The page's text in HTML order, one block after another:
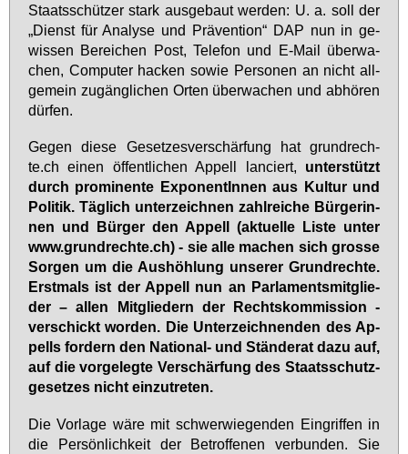
Staats­schüt­zer stark aus­ge­baut wer­den: U. a. soll der
„Dienst für Ana­ly­se und Prä­ven­ti­on“ DAP nun in ge­
wis­sen Be­rei­chen Post, Te­le­fon und E-Mail über­wa­
chen, Com­pu­ter ha­cken so­wie Per­so­nen an nicht all­
ge­mein zu­gäng­li­chen Or­ten über­wa­chen und ab­hö­ren
dür­fen.
Ge­gen die­se Ge­set­zes­ver­schär­fung hat grund­rech­
te.ch ei­nen öf­fent­li­chen Ap­pell lan­ciert, un­ter­stützt
durch pro­mi­nen­te Ex­po­nen­tIn­nen aus Kul­tur und
Po­li­tik. Täg­lich un­ter­zeich­nen zahl­rei­che Bür­ge­rin­
nen und Bür­ger den Ap­pell (ak­tu­el­le Lis­te un­ter
www.​gru​ndre​chte.​ch) - sie al­le ma­chen sich gros­se
Sor­gen um die Aus­höh­lung un­se­rer Grund­rech­te.
Erst­mals ist der Ap­pell nun an Par­la­ments­mit­glie­
der – al­len Mit­glie­dern der Rechts­kom­mis­si­on -
ver­schickt wor­den. Die Un­ter­zeich­nen­den des Ap­
pells for­dern den Na­tio­nal- und Stän­de­rat da­zu auf,
auf die vor­ge­leg­te Ver­schär­fung des Staats­schutz­
ge­set­zes nicht ein­zu­tre­ten.
Die Vor­la­ge wä­re mit schwer­wie­gen­den Ein­grif­fen in
die Per­sön­lich­keit der Be­trof­fe­nen ver­bun­den. Sie